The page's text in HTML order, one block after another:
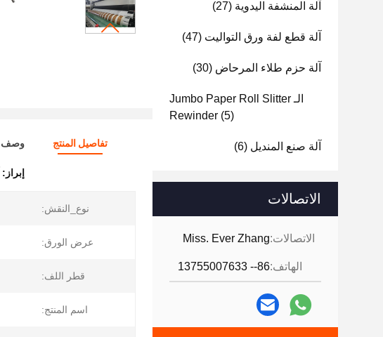
آلة المنشفة اليدوية (27)
آلة قطع لفة ورق التواليت (47)
آلة حزم طلاء المرحاض (30)
الـ Jumbo Paper Roll Slitter
Rewinder (5)
آلة صنع المنديل (6)
الاتصالات
الاتصالات:Miss. Ever Zhang
الهاتف:86-- 13755007633
تفاصيل المنتج وصف
إبراز:
نوع_النقش:
عرض الورق:
قطر اللف:
اسم المنتج: